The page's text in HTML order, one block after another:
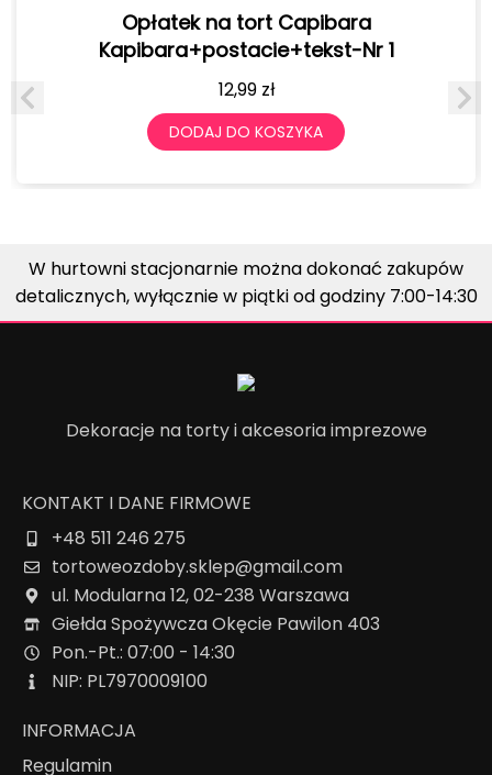
Opłatek na tort Capibara
Kapibara+postacie+tekst-Nr 1
12,99 zł
DODAJ DO KOSZYKA
W hurtowni stacjonarnie można dokonać zakupów
detalicznych, wyłącznie w piątki od godziny 7:00-14:30
Dekoracje na torty i akcesoria imprezowe
KONTAKT I DANE FIRMOWE
+48 511 246 275
tortoweozdoby.sklep@gmail.com
ul. Modularna 12, 02-238 Warszawa
Giełda Spożywcza Okęcie Pawilon 403
Pon.-Pt.: 07:00 - 14:30
NIP: PL7970009100
INFORMACJA
Regulamin